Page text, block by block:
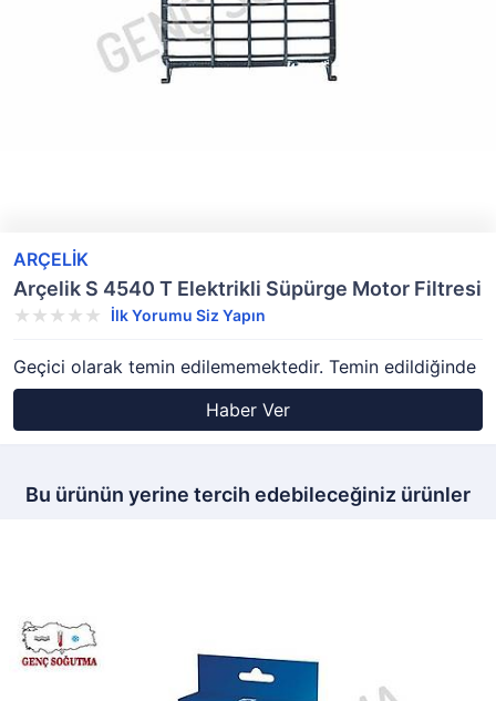
ARÇELİK
Arçelik S 4540 T Elektrikli Süpürge Motor Filtresi
İlk Yorumu Siz Yapın
Geçici olarak temin edilememektedir. Temin edildiğinde
Haber Ver
Bu ürünün yerine tercih edebileceğiniz ürünler